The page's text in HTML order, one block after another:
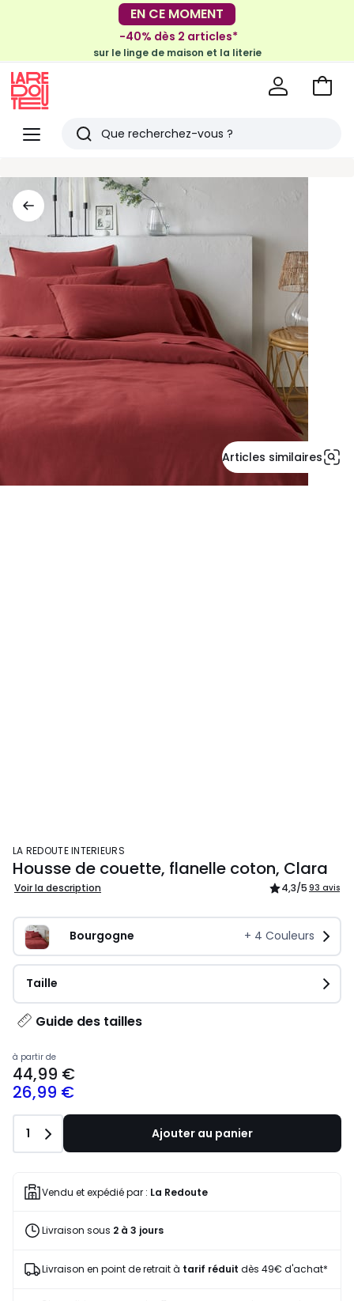
-30€ tous les 100€*
sur le meuble & la déco
EN CE MOMENT
-40% dès 2 articles*
sur le linge de maison et la literie
Menu
Redoute
Rechercher
articles
vus
Voir
Articles similaires
LA REDOUTE INTERIEURS
Housse de couette, flanelle coton, Clara
Voir la description 4,3/5 93 avis
Bourgogne + 4 Couleurs
Taille
Guide des tailles
à partir de
26,99 €
44,99 €
Quantité
1 Ajouter au panier
Vendu et expédié par : La Redoute
Livraison sous 2 à 3 jours
Livraison en point de retrait à tarif réduit dès 49€ d'achat*